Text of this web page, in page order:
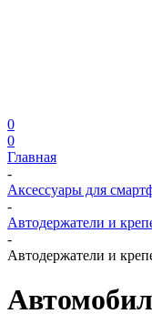
0
0
Главная
-
Аксессуары для
-
Автодержатели и
-
Автодержатели и